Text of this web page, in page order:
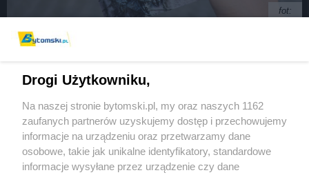
fot:
nowe gadżety z Bytomia
Wydawca mediów lokalnych
Drogi Użytkowniku,
Na naszej stronie bytomski.pl, my oraz naszych 1162
zaufanych partnerów uzyskujemy dostęp i przechowujemy
informacje na urządzeniu oraz przetwarzamy dane
osobowe, takie jak unikalne identyfikatory, standardowe
informacje wysyłane przez urządzenie czy dane